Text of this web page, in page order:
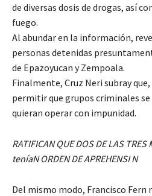
de diversas dosis de drogas, así
fuego.
Al abundar en la información,
personas detenidas
de Epazoyucan y Zempoala.
Finalmente, Cruz Neri subray
permitir que grupos criminales
quieran operar con impunidad.
RATIFICAN QUE DOS DE LAS TRES
teníaN ORDEN DE APREHENSI N
Del mismo modo, Francisco Fern